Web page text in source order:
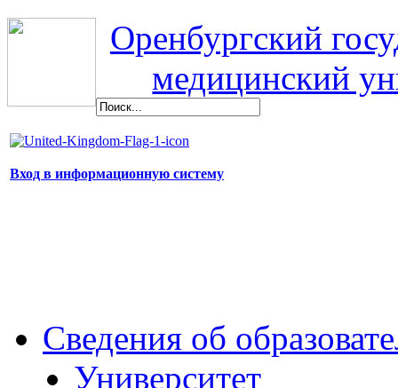
Оренбургский
медицинский
Вход в информационную систему
Сведения об
Университет